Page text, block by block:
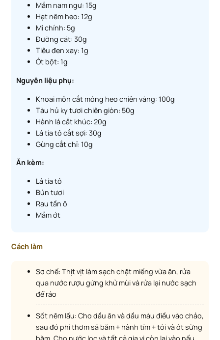
Mắm nam ngư: 15g
Hạt nêm heo: 12g
Mì chính: 5g
Đường cát: 30g
Tiêu đen xay: 1g
Ớt bột: 1g
Nguyên liệu phụ:
Khoai môn cắt móng heo chiên vàng: 100g
Tàu hủ ky tươi chiên giòn: 50g
Hành lá cắt khúc: 20g
Lá tía tô cắt sợi: 30g
Gừng cắt chỉ: 10g
Ăn kèm:
Lá tía tô
Bún tươi
Rau tần ô
Mắm ớt
Cách làm
Sơ chế: Thịt vịt làm sạch chặt miếng vừa ăn, rửa
qua nước rượu gừng khử mùi và rửa lại nước sạch
để ráo
Sốt nêm lẩu: Cho dầu ăn và dầu màu điều vào chảo,
sau đó phi thơm sả băm + hành tím + tỏi và ớt sừng